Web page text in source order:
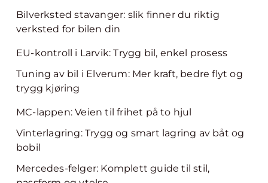
Bilverksted stavanger: slik finner du riktig
verksted for bilen din
EU-kontroll i Larvik: Trygg bil, enkel prosess
Tuning av bil i Elverum: Mer kraft, bedre flyt og
trygg kjøring
MC-lappen: Veien til frihet på to hjul
Vinterlagring: Trygg og smart lagring av båt og
bobil
Mercedes-felger: Komplett guide til stil,